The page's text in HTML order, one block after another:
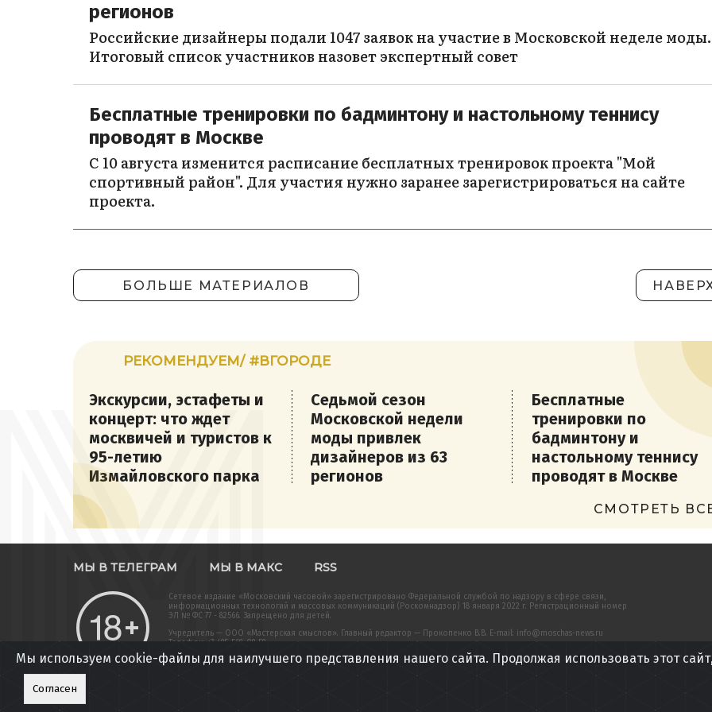
регионов
Российские дизайнеры подали 1047 заявок на участие в Московской неделе моды.
Итоговый список участников назовет экспертный совет
Бесплатные тренировки по бадминтону и настольному теннису
проводят в Москве
С 10 августа изменится расписание бесплатных тренировок проекта "Мой
спортивный район". Для участия нужно заранее зарегистрироваться на сайте
проекта.
БОЛЬШЕ МАТЕРИАЛОВ
РЕКОМЕНДУЕМ/ #ВГОРОДЕ
Экскурсии, эстафеты и
концерт: что ждет
москвичей и туристов к
95-летию
Измайловского парка
Седьмой сезон
Московской недели
моды привлек
дизайнеров из 63
регионов
Бесплатные
тренировки по
бадминтону и
настольному теннису
проводят в Москве
СМОТРЕТЬ
МЫ В ТЕЛЕГРАМ МЫ В МАКС RSS
Сетевое издание «Московский часовой» зарегистрировано Федеральной службой по надзору в сфере связи,
информационных технологий и массовых коммуникаций (Роскомнадзор) 18 января 2022 г. Регистрационный номер
ЭЛ № ФС 77 - 82566. Запрещено для детей.
Учредитель — ООО «Мастерская смыслов». Главный редактор — Прокопенко В.В. E-mail: info@moschas-news.ru
Телефон: +7-495-568-09-59
Вся информация, размещенная на данном веб-сайте, предназначена только для персонального пользования и не
Мы используем cookie-файлы для наилучшего представления нашего сайта. Продолжая использовать этот
Согласен